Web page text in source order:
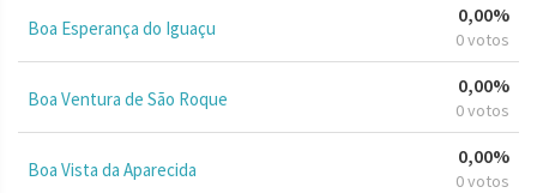
Boa Esperança do Iguaçu
0,00%
0 votos
Boa Ventura de São Roque
0,00%
0 votos
Boa Vista da Aparecida
0,00%
0 votos